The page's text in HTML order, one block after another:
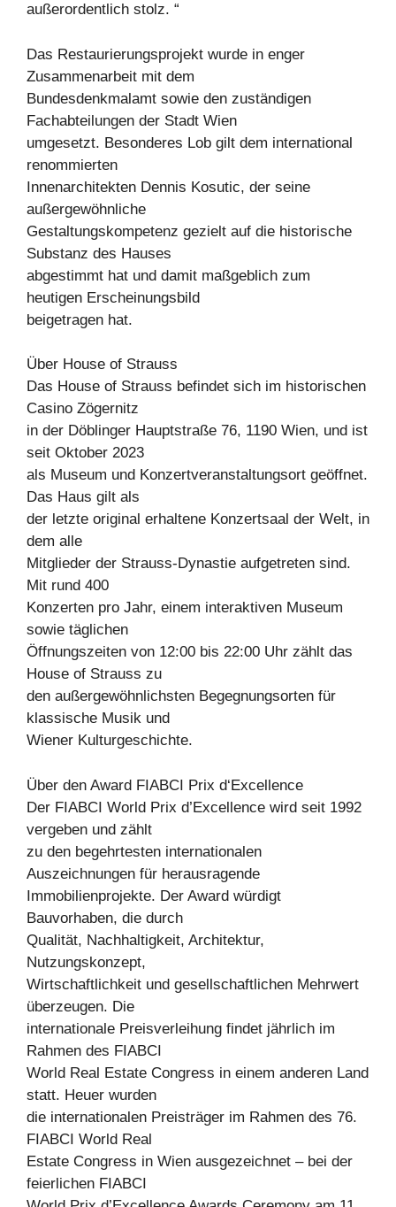
außerordentlich stolz. “
Das Restaurierungsprojekt wurde in enger
Zusammenarbeit mit dem
Bundesdenkmalamt sowie den zuständigen
Fachabteilungen der Stadt Wien
umgesetzt. Besonderes Lob gilt dem international
renommierten
Innenarchitekten Dennis Kosutic, der seine
außergewöhnliche
Gestaltungskompetenz gezielt auf die historische
Substanz des Hauses
abgestimmt hat und damit maßgeblich zum
heutigen Erscheinungsbild
beigetragen hat.
Über House of Strauss
Das House of Strauss befindet sich im historischen
Casino Zögernitz
in der Döblinger Hauptstraße 76, 1190 Wien, und ist
seit Oktober 2023
als Museum und Konzertveranstaltungsort geöffnet.
Das Haus gilt als
der letzte original erhaltene Konzertsaal der Welt, in
dem alle
Mitglieder der Strauss-Dynastie aufgetreten sind.
Mit rund 400
Konzerten pro Jahr, einem interaktiven Museum
sowie täglichen
Öffnungszeiten von 12:00 bis 22:00 Uhr zählt das
House of Strauss zu
den außergewöhnlichsten Begegnungsorten für
klassische Musik und
Wiener Kulturgeschichte.
Über den Award FIABCI Prix d‘Excellence
Der FIABCI World Prix d’Excellence wird seit 1992
vergeben und zählt
zu den begehrtesten internationalen
Auszeichnungen für herausragende
Immobilienprojekte. Der Award würdigt
Bauvorhaben, die durch
Qualität, Nachhaltigkeit, Architektur,
Nutzungskonzept,
Wirtschaftlichkeit und gesellschaftlichen Mehrwert
überzeugen. Die
internationale Preisverleihung findet jährlich im
Rahmen des FIABCI
World Real Estate Congress in einem anderen Land
statt. Heuer wurden
die internationalen Preisträger im Rahmen des 76.
FIABCI World Real
Estate Congress in Wien ausgezeichnet – bei der
feierlichen FIABCI